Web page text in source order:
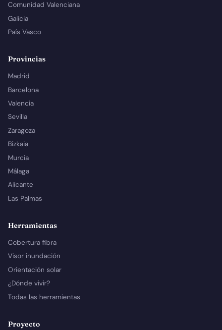
Comunidad Valenciana
Galicia
País Vasco
Provincias
Madrid
Barcelona
Valencia
Sevilla
Zaragoza
Bizkaia
Murcia
Málaga
Alicante
Las Palmas
Herramientas
Cobertura fibra
Visor inundación
Orientación solar
¿Dónde vivir?
Todas las herramientas
Proyecto